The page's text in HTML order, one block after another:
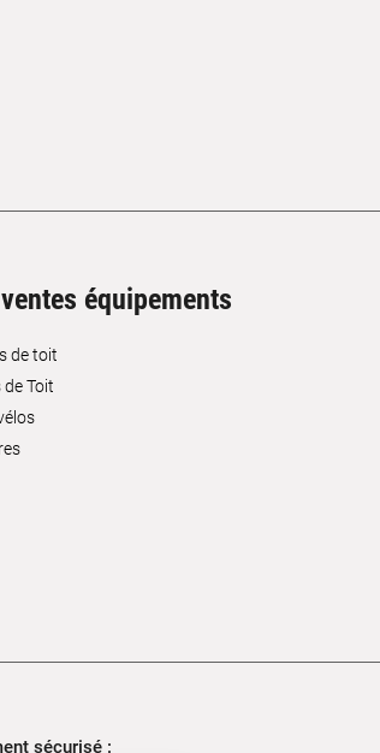
équipements
de toit
de Toit
sécurisé :